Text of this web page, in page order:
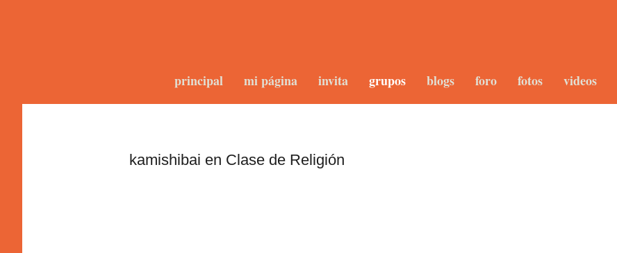
principal mi página invita grupos blogs foro fotos videos
kamishibai en Clase de Religión